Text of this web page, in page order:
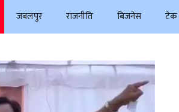
जबलपुर राजनीति बिजनेस टेक